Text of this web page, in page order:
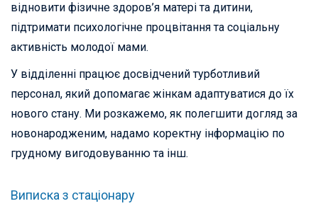
відновити фізичне здоров’я матері та дитини,
підтримати психологічне процвітання та соціальну
активність молодої мами.
У відділенні працює досвідчений турботливий
персонал, який допомагає жінкам адаптуватися до їх
нового стану. Ми розкажемо, як полегшити догляд за
новонародженим, надамо коректну інформацію по
грудному вигодовуванню та інш.
Виписка з стаціонару